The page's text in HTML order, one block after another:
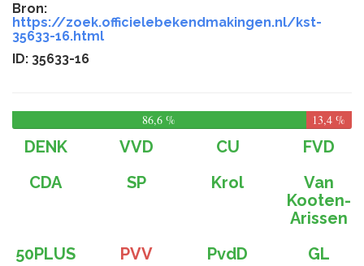
Bron:
https://zoek.officielebekendmakingen.nl/kst-
35633-16.html
ID: 35633-16
86,6 % 13,4 %
DENK VVD CU
FVD
CDA
SP Krol
Van
Kooten-
Arissen
50PLUS
PVV PvdD
GL